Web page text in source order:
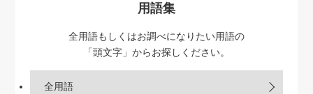
用語集
全用語もしくはお調べになりたい用語の
「頭文字」からお探しください。
全用語